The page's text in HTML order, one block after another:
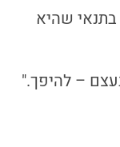
שהיא
– להיפך."